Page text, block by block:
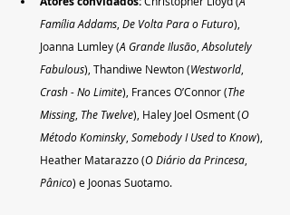
Família Addams, De Volta Para o Futuro),
Joanna Lumley (A Grande Ilusão, Absolutely
Fabulous), Thandiwe Newton (Westworld,
Crash - No Limite), Frances O’Connor (The
Missing, The Twelve), Haley Joel Osment (O
Método Kominsky, Somebody I Used to Know),
Heather Matarazzo (O Diário da Princesa,
Pânico) e Joonas Suotamo.